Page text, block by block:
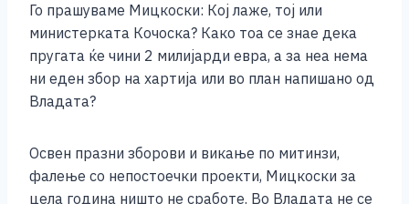
Го прашуваме Мицкоски: Кој лаже, тој или
министерката Кочоска? Како тоа се знае дека
пругата ќе чини 2 милијарди евра, а за неа нема
ни еден збор на хартија или во план напишано од
Владата?
Освен празни зборови и викање по митинзи,
фалење со непостоечки проекти, Мицкоски за
цела година ништо не сработе. Во Владата не се